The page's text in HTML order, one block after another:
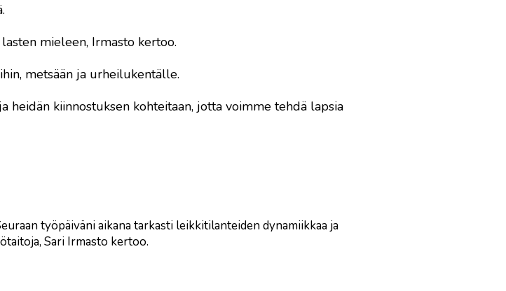
mieleen, Irmasto kertoo.
metsään ja urheilukentälle.
heidän kiinnostuksen kohteitaan, jotta voimme tehdä lapsia
työpäiväni aikana tarkasti leikkitilanteiden dynamiikkaa ja
Sari Irmasto kertoo.